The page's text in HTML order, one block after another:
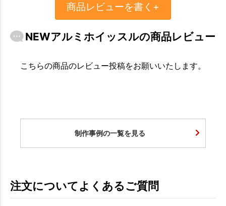
商品レビューを書く+
NEWアルミホイッスルの商品レビュー
こちらの商品のレビュー投稿をお願いいたします。
制作事例の一覧を見る
注文についてよくあるご質問